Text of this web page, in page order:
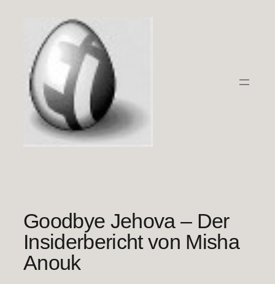
Goodbye Jehova – Der
Insiderbericht von Misha
Anouk